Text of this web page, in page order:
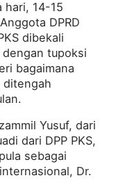
hari, 14-15
DPRD
dibekali
tupoksi
bagaimana
ditengah
Yusuf, dari
dari DPP PKS,
sebagai
Dr.